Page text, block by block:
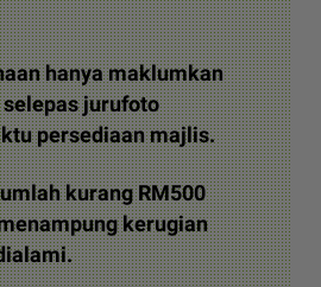
hanya maklumkan
jurufoto
persediaan majlis.
kurang RM500
kerugian